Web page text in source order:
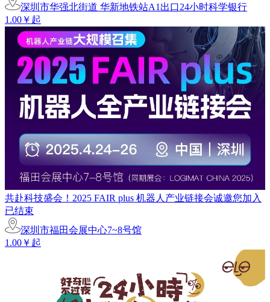
深圳市华强北街道 华新地铁站A1出口24小时科学银行
1.00￥起
共赴科技盛会！2025 FAIR plus 机器人产业链接会诚邀您加入
已结束
深圳市福田会展中心7~8号馆
1.00￥起